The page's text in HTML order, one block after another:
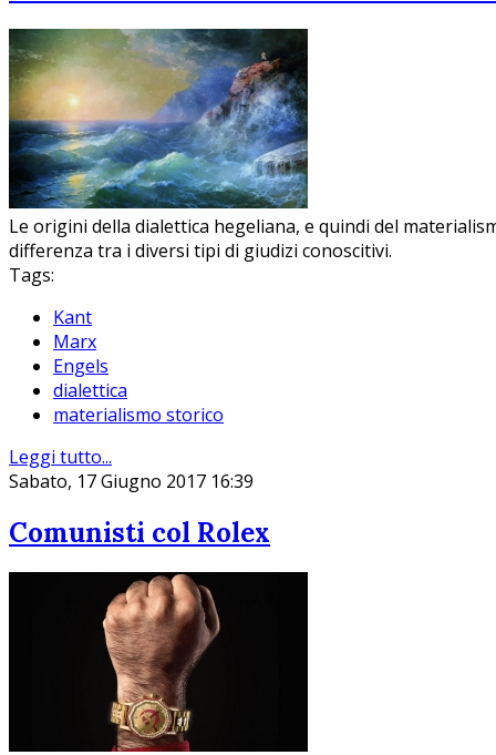
Le origini della dialettica hegeliana, e quindi del
differenza tra i diversi tipi di giudizi conoscitivi.
Tags:
Kant
Marx
Engels
dialettica
materialismo storico
Leggi tutto...
Sabato, 17 Giugno 2017 16:39
Comunisti col Rolex